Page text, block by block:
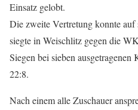
Einsatz gelobt.
Die zweite Vertretung konnte auf
siegte in Weischlitz gegen die
Siegen bei sieben
22:8.
Nach einem alle Zuschauer